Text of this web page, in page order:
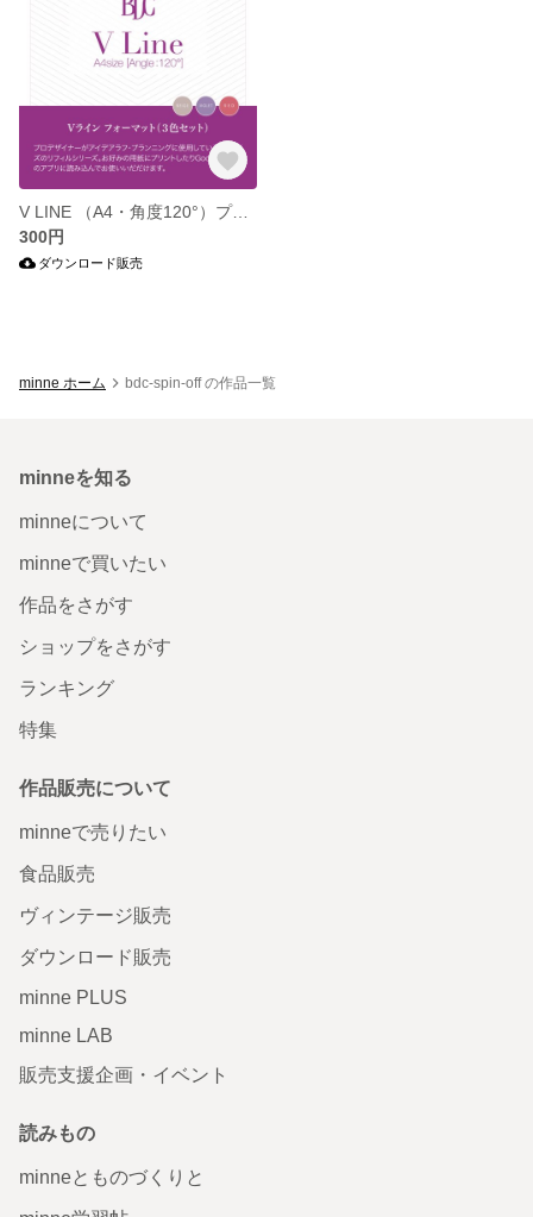
V LINE （A4・角度120°）プロデザイナーがアイデアラフ・プランニングに使用しているA4サイズのリフィルシリーズ。
300円
ダウンロード販売
minne ホーム bdc-spin-off の作品一覧
minneを知る
minneについて
minneで買いたい
作品をさがす
ショップをさがす
ランキング
特集
作品販売について
minneで売りたい
食品販売
ヴィンテージ販売
ダウンロード販売
minne PLUS
minne LAB
販売支援企画・イベント
読みもの
minneとものづくりと